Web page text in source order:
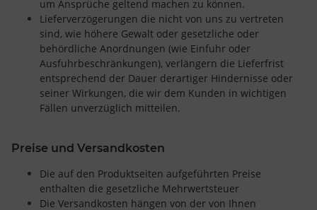
um Ansprüche geltend machen zu können.
Lieferverzögerungen die nicht von uns zu vertreten
sind, wie höhere Gewalt oder gesetzliche oder
behördliche Anordnungen (wie Einfuhr oder
Ausfuhrbeschränkungen), verlängern die Lieferfrist
entsprechend der Dauer derartiger Hindernisse oder
seiner Wirkungen, die wir dem Kunden in wichtigen
Fällen unverzüglich mitteilen.
Preise und Versandkosten
Die auf den Produktseiten aufgeführten Preise
enthalten die gesetzliche Mehrwertsteuer
Die Versandkosten hängen von der von Ihnen